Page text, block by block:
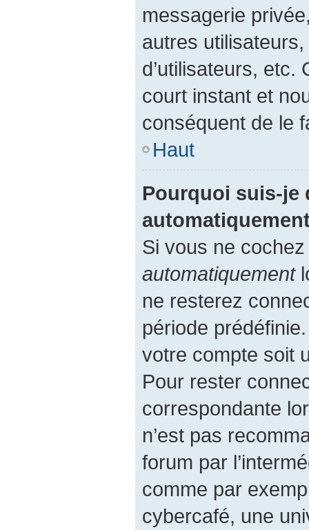
messagerie
autres utilisateurs,
d’utilisateurs, etc.
court instant et
conséquent de le
Haut
Pourquoi suis-je
Si vous ne
automatiquement
ne resterez
période
votre compte soit
Pour rester
correspondante
n’est pas
forum par
comme par
cybercafé, une